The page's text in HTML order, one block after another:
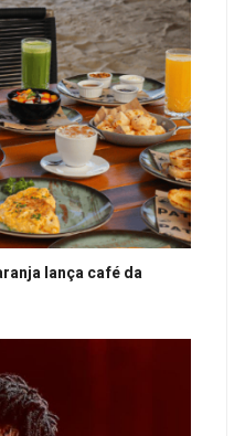
lança café da